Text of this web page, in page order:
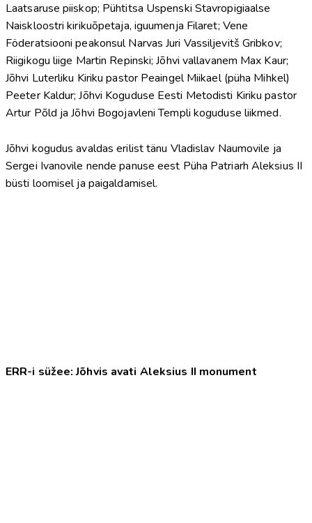
Laatsaruse piiskop; Pühtitsa Uspenski Stavropigiaalse
Naiskloostri kirikuõpetaja, iguumenja Filaret; Vene
Föderatsiooni peakonsul Narvas Juri Vassiljevitš Gribkov;
Riigikogu liige Martin Repinski; Jõhvi vallavanem Max Kaur;
Jõhvi Luterliku Kiriku pastor Peaingel Miikael (püha Mihkel)
Peeter Kaldur; Jõhvi Koguduse Eesti Metodisti Kiriku pastor
Artur Põld ja Jõhvi Bogojavleni Templi koguduse liikmed.
Jõhvi kogudus avaldas erilist tänu Vladislav Naumovile ja
Sergei Ivanovile nende panuse eest Püha Patriarh Aleksius II
büsti loomisel ja paigaldamisel.
ERR-i süžee: Jõhvis avati Aleksius II monument